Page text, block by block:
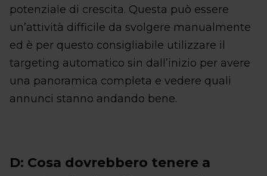
potenziale di crescita. Questa può essere
un’attività difficile da svolgere manualmente
ed è per questo consigliabile utilizzare il
targeting automatico sin dall’inizio per avere
una panoramica completa e vedere quali
annunci stanno andando bene.
D: Cosa dovrebbero tenere a